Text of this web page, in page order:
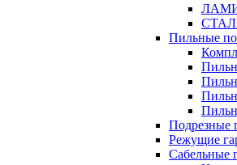
Пильные
Подрезные
Режущие
Сабельные